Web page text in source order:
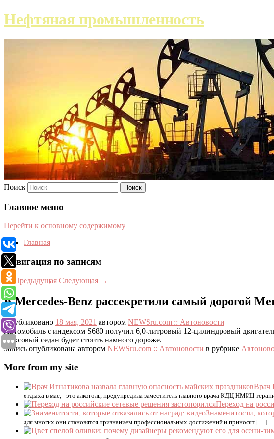
Нефтяная промышленность
Поиск
Главное меню
Перейти к основному содержимому
Главная
Навигация по записям
←Предыдущая Следующая →
В Mercedes-Benz рассекретили самый дорогой
Опубликовано 18 мая, 2021 автором NEWSru.com :: Автоновости
Автомобиль с индексом S680 получил 6,0-литровый 12-цилиндровый
люксовый седан будет стоить намного дороже.
Запись опубликована автором NEWSru.com :: Автоновости в рубрике
More from my site
Врач
отдыха в мае, - это алкоголь, предупредила заместитель главного врача КДЦ НМИЦ
Переход на
Знаменитости,
для многих они становятся признанием профессиональных достижений и приносят […]